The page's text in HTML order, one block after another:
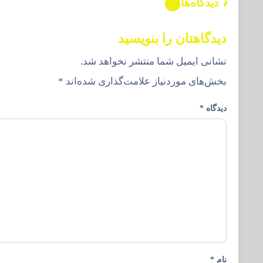
دیدگاه‌ها ۰
دیدگاهتان را بنویسید
نشانی ایمیل شما منتشر نخواهد شد.
بخش‌های موردنیاز علامت‌گذاری شده‌اند *
دیدگاه *
نام *